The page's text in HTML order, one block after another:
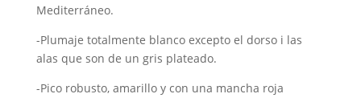
Mediterráneo.
-Plumaje totalmente blanco excepto el dorso i las
alas que son de un gris plateado.
-Pico robusto, amarillo y con una mancha roja